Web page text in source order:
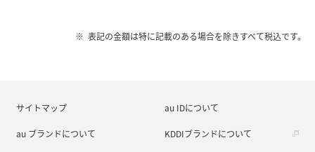
表記の金額は特に記載のある場合を除きすべて税込です。
サイトマップ au IDについて
au ブランドについて KDDIブランドについて